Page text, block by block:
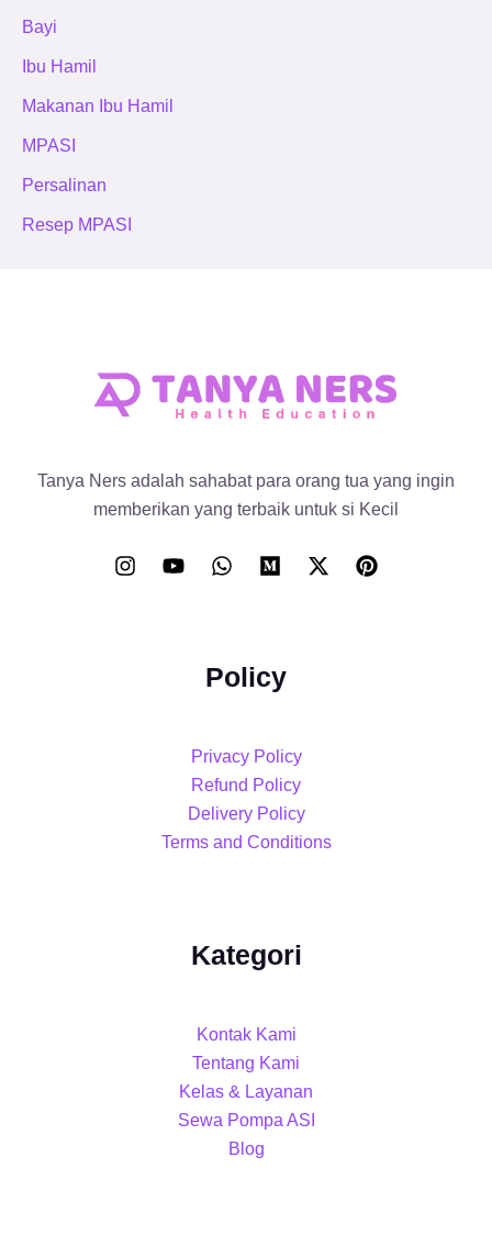
Bayi
Ibu Hamil
Makanan Ibu Hamil
MPASI
Persalinan
Resep MPASI
Tanya Ners adalah sahabat para orang tua yang ingin
memberikan yang terbaik untuk si Kecil
Policy
Privacy Policy
Refund Policy
Delivery Policy
Terms and Conditions
Kategori
Kontak Kami
Tentang Kami
Kelas & Layanan
Sewa Pompa ASI
Blog